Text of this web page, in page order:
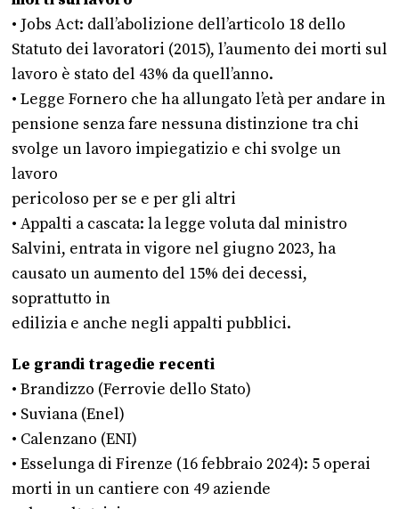
• Jobs Act: dall’abolizione dell’articolo 18 dello
Statuto dei lavoratori (2015), l’aumento dei morti sul
lavoro è stato del 43% da quell’anno.
• Legge Fornero che ha allungato l’età per andare in
pensione senza fare nessuna distinzione tra chi
svolge un lavoro impiegatizio e chi svolge un
lavoro
pericoloso per se e per gli altri
• Appalti a cascata: la legge voluta dal ministro
Salvini, entrata in vigore nel giugno 2023, ha
causato un aumento del 15% dei decessi,
soprattutto in
edilizia e anche negli appalti pubblici.
Le grandi tragedie recenti
• Brandizzo (Ferrovie dello Stato)
• Suviana (Enel)
• Calenzano (ENI)
• Esselunga di Firenze (16 febbraio 2024): 5 operai
morti in un cantiere con 49 aziende